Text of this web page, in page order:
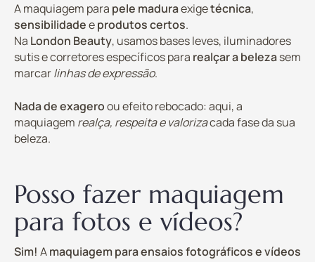
A maquiagem para pele maduraexigetécnica,
sensibilidadeeprodutos certos.
Na London Beauty, usamos bases leves, iluminadores
sutis e corretores específicos para realçar a belezasem
marcarlinhas de expressão.
Nada de exageroou efeito rebocado: aqui, a
maquiagem realça, respeita e valorizacada fase da sua
beleza.
Posso fazer maquiagem
para fotos e vídeos?
Sim! Amaquiagem para ensaios fotográficos e vídeos